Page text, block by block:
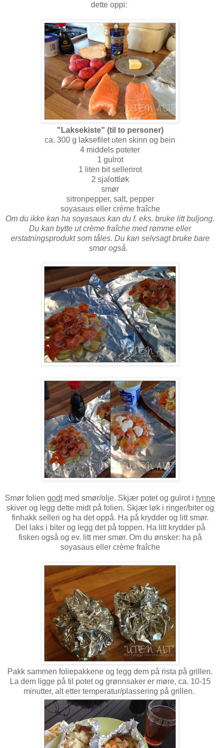
dette oppi:
"Laksekiste" (til to personer)
ca. 300 g laksefilet uten skinn og bein
4 middels poteter
1 gulrot
1 liten bit sellerirot
2 sjalottløk
smør
sitronpepper, salt, pepper
soyasaus eller crème fraîche
Om du ikke kan ha soyasaus kan du f. eks. bruke litt buljong.
Du kan bytte ut crème fraîche med rømme eller
erstatningsprodukt som tåles. Du kan selvsagt bruke bare
smør også.
Smør folien godtmed smør/olje. Skjær potet og gulrot i tynne
skiver og legg dette midt på folien. Skjær løk i ringer/biter og
finhakk selleri og ha det oppå. Ha på krydder og litt smør.
Del laks i biter og legg det på toppen. Ha litt krydder på
fisken også og ev. litt mer smør. Om du ønsker: ha på
soyasaus eller crème fraîche
Pakk sammen foliepakkene og legg dem på rista på grillen.
La dem ligge på til potet og grønnsaker er møre, ca. 10-15
minutter, alt etter temperatur/plassering på grillen.